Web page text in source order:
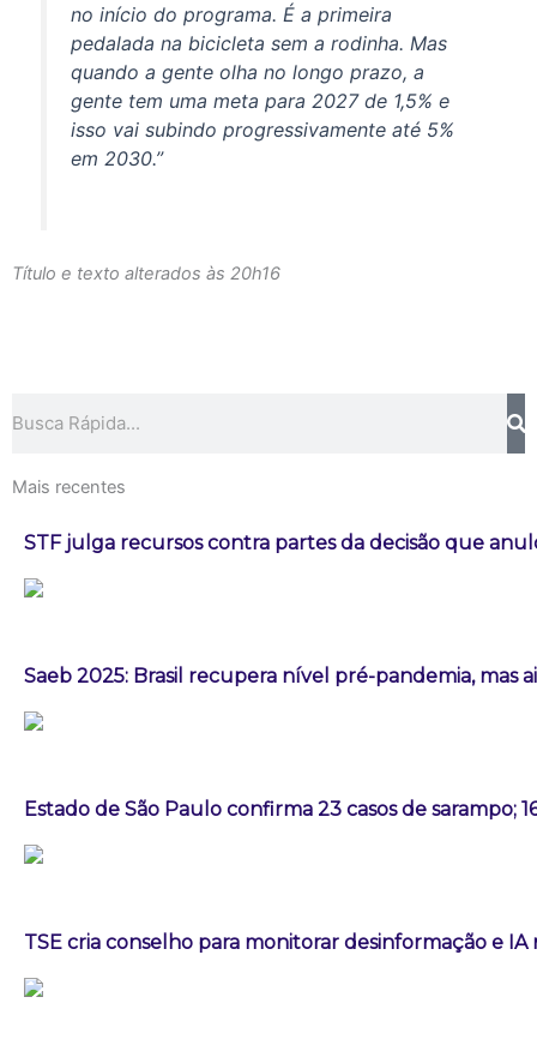
no início do programa. É a primeira
pedalada na bicicleta sem a rodinha. Mas
quando a gente olha no longo prazo, a
gente tem uma meta para 2027 de 1,5% e
isso vai subindo progressivamente até 5%
em 2030.”
Título e texto alterados às 20h16
Mais recentes
STF julga recursos contra partes da decisão que
Saeb 2025: Brasil recupera nível pré-pandemia, mas
Estado de São Paulo confirma 23 casos de sarampo;
TSE cria conselho para monitorar desinformação e IA